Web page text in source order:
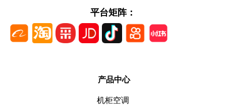
平台矩阵：
产品中心
机柜空调